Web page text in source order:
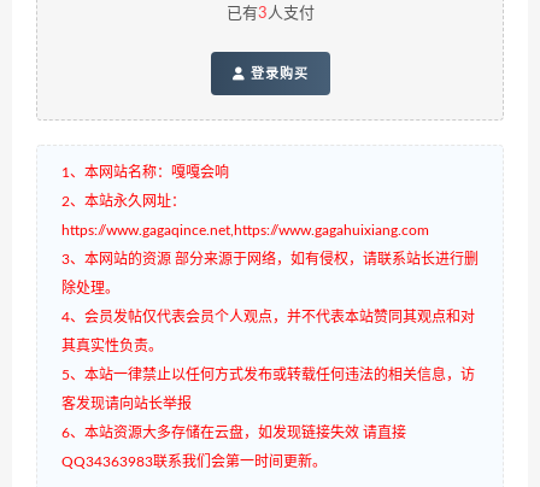
已有3人支付
登录购买
1、本网站名称：嘎嘎会响
2、本站永久网址：
https://www.gagaqince.net,https://www.gagahuixiang.com
3、本网站的资源 部分来源于网络，如有侵权，请联系站长进行删
除处理。
4、会员发帖仅代表会员个人观点，并不代表本站赞同其观点和对
其真实性负责。
5、本站一律禁止以任何方式发布或转载任何违法的相关信息，访
客发现请向站长举报
6、本站资源大多存储在云盘，如发现链接失效 请直接
QQ34363983联系我们会第一时间更新。